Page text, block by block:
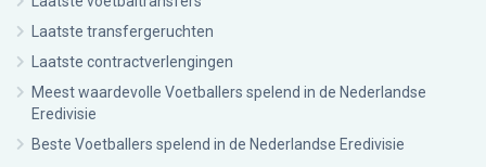
Laatste transfergeruchten
Laatste contractverlengingen
Meest waardevolle Voetballers spelend in de Nederlandse
Eredivisie
Beste Voetballers spelend in de Nederlandse Eredivisie